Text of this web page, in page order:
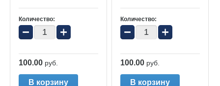
Количество:
− +
100.00 руб.
В корзину
Количество:
− +
100.00 руб.
В корзину